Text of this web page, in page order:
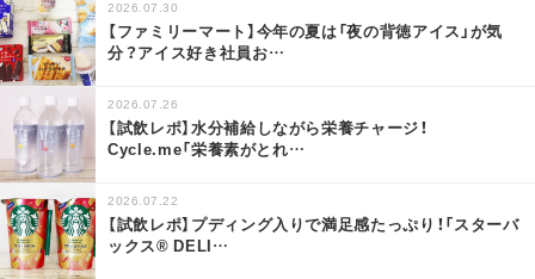
2026.07.30
【ファミリーマート】今年の夏は「夜の背徳アイス」が気
分？アイス好き社員お…
2026.07.26
【試飲レポ】水分補給しながら栄養チャージ！
Cycle.me「栄養素がとれ…
2026.07.22
【試飲レポ】プディング入りで満足感たっぷり！「スターバ
ックス® DELI…